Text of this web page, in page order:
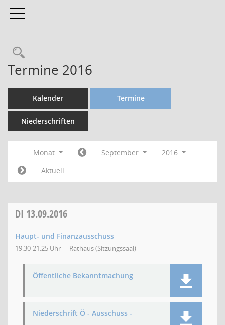
Toggle navigation
Termine 2016
Kalender Termine
Niederschriften
Monat September
2016
Aktuell
DI 13.09.2016
Haupt- und Finanzausschuss
19:30-21:25 Uhr Rathaus (Sitzungssaal)
Öffentliche Bekanntmachung
Niederschrift Ö - Ausschuss -